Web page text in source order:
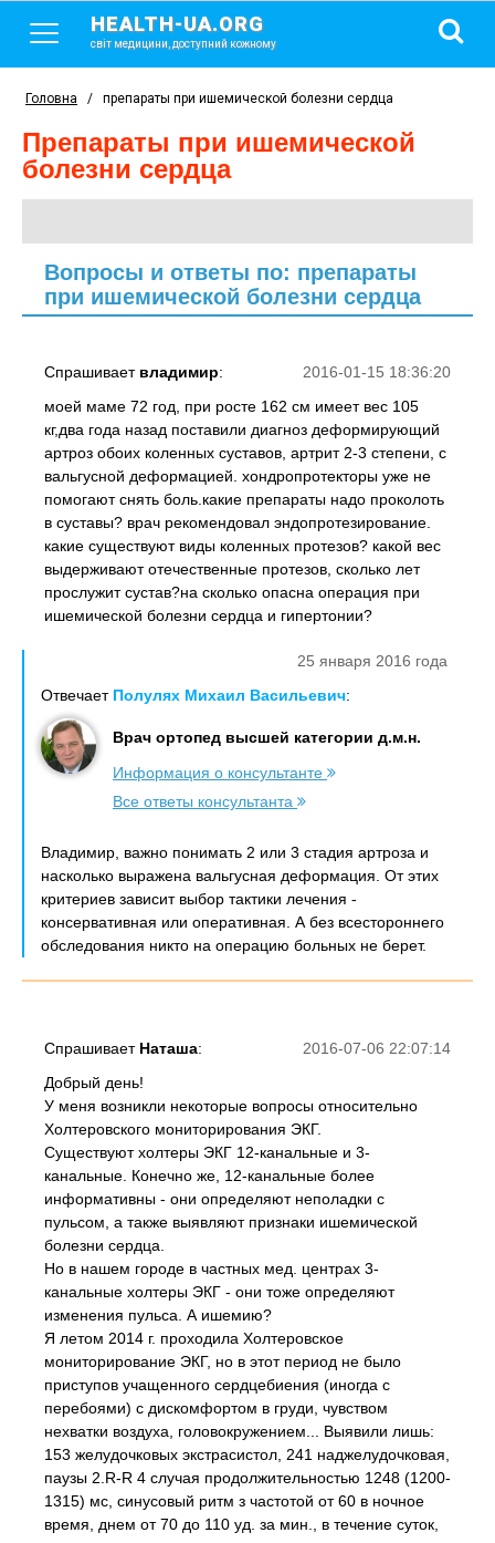
HEALTH-UA.ORG
світ медицини, доступний кожному
Головна / препараты при ишемической болезни сердца
препараты при ишемической
болезни сердца
Вопросы и ответы по: препараты
при ишемической болезни сердца
2016-01-15 18:36:20
Спрашивает владимир:
моей маме 72 год, при росте 162 см имеет вес 105
кг,два года назад поставили диагноз деформирующий
артроз обоих коленных суставов, артрит 2-3 степени, с
вальгусной деформацией. хондропротекторы уже не
помогают снять боль.какие препараты надо проколоть
в суставы? врач рекомендовал эндопротезирование.
какие существуют виды коленных протезов? какой вес
выдерживают отечественные протезов, сколько лет
прослужит сустав?на сколько опасна операция при
ишемической болезни сердца и гипертонии?
25 января 2016 года
Отвечает Полулях Михаил Васильевич:
Врач ортопед высшей категории д.м.н.
Информация о консультанте
Все ответы консультанта
Владимир, важно понимать 2 или 3 стадия артроза и
насколько выражена вальгусная деформация. От этих
критериев зависит выбор тактики лечения -
консервативная или оперативная. А без всестороннего
обследования никто на операцию больных не берет.
2016-07-06 22:07:14
Спрашивает Наташа:
Добрый день!
У меня возникли некоторые вопросы относительно
Холтеровского мониторирования ЭКГ.
Существуют холтеры ЭКГ 12-канальные и 3-
канальные. Конечно же, 12-канальные более
информативны - они определяют неполадки с
пульсом, а также выявляют признаки ишемической
болезни сердца.
Но в нашем городе в частных мед. центрах 3-
канальные холтеры ЭКГ - они тоже определяют
изменения пульса. А ишемию?
Я летом 2014 г. проходила Холтеровское
мониторирование ЭКГ, но в этот период не было
приступов учащенного сердцебиения (иногда с
перебоями) с дискомфортом в груди, чувством
нехватки воздуха, головокружением... Выявили лишь:
153 желудочковых экстрасистол, 241 наджелудочковая,
паузы 2.R-R 4 случая продолжительностью 1248 (1200-
1315) мс, синусовый ритм з частотой от 60 в ночное
время, днем от 70 до 110 уд. за мин., в течение суток,